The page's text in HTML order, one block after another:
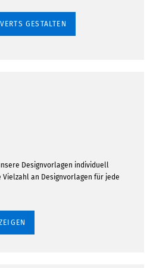
GESTALTEN
Designvorlagen individuell
an Designvorlagen für jede